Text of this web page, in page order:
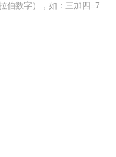
伯数字），如：三加四=7